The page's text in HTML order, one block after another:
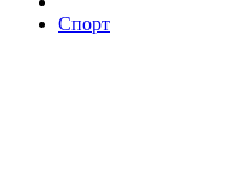
Спорт